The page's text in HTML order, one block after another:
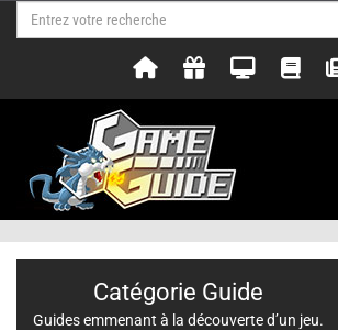
Catégorie Guide
Guides emmenant à la découverte d’un jeu.